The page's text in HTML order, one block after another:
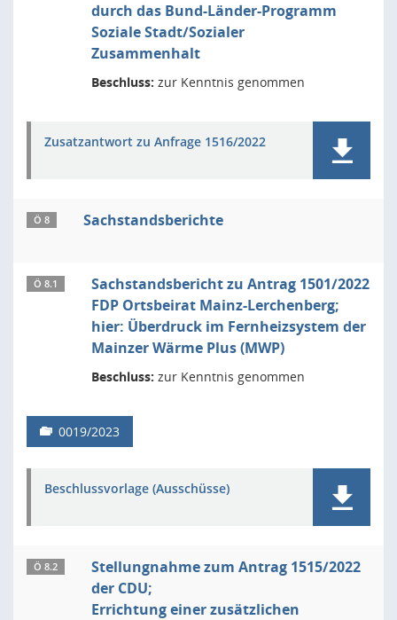
durch das Bund-Länder-Programm
Soziale Stadt/Sozialer
Zusammenhalt
Beschluss: zur Kenntnis genommen
Zusatzantwort zu Anfrage 1516/2022
Ö 8 Sachstandsberichte
Ö 8.1
Sachstandsbericht zu Antrag 1501/2022
FDP Ortsbeirat Mainz-Lerchenberg;
hier: Überdruck im Fernheizsystem der
Mainzer Wärme Plus (MWP)
Beschluss: zur Kenntnis genommen
0019/2023
Beschlussvorlage (Ausschüsse)
Ö 8.2
Stellungnahme zum Antrag 1515/2022
der CDU;
Errichtung einer zusätzlichen